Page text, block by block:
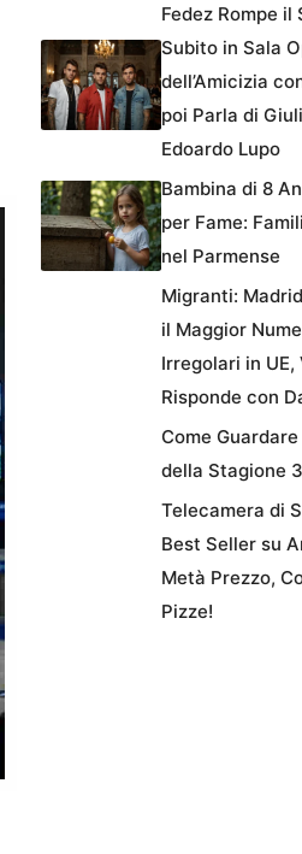
Fedez Rompe il
Subito in Sala
dell’Amicizia
poi Parla di
Edoardo Lupo
Bambina di 8
per Fame:
nel Parmense
Migranti:
il Maggior
Irregolari in UE,
Risponde con
Come
della Stagione
Telecamera di
Best Seller su
Metà Prezzo,
Pizze!